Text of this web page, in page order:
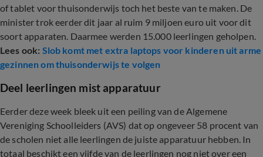
of tablet voor thuisonderwijs toch het beste van te maken. De
minister trok eerder dit jaar al ruim 9 miljoen euro uit voor dit
soort apparaten. Daarmee werden 15.000 leerlingen geholpen.
Lees ook: Slob komt met extra laptops voor kinderen uit arme
gezinnen om thuisonderwijs te volgen
Deel leerlingen mist apparatuur
Eerder deze week bleek uit een peiling van de Algemene
Vereniging Schoolleiders (AVS) dat op ongeveer 58 procent van
de scholen niet alle leerlingen de juiste apparatuur hebben. In
totaal beschikt een vijfde van de leerlingen nog niet over een